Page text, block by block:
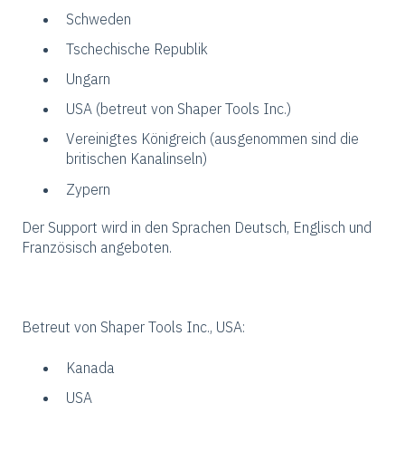
Schweden
Tschechische Republik
Ungarn
USA (betreut von Shaper Tools Inc.)
Vereinigtes Königreich (ausgenommen sind die
britischen Kanalinseln)
Zypern
Der Support wird in den Sprachen Deutsch, Englisch und
Französisch angeboten.
Betreut von Shaper Tools Inc., USA:
Kanada
USA